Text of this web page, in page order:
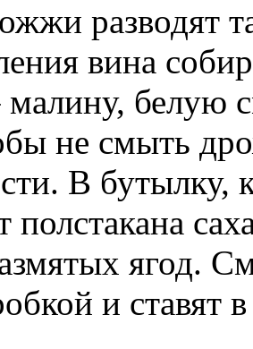
разводят
вина
малину, белую
не смыть
В бутылку,
ягод.
и ставят